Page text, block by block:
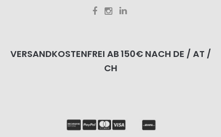
VERSANDKOSTENFREI AB 150€ NACH DE / AT /
CH